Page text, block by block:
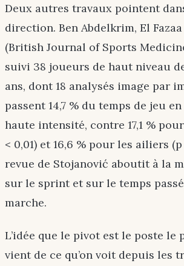
Deux autres travaux pointent
direction. Ben Abdelkrim, El
(British Journal of Sports
suivi 38 joueurs de haut niveau
ans, dont 18 analysés image par
passent 14,7 % du temps de jeu
haute intensité, contre 17,1 %
< 0,01) et 16,6 % pour les ailiers (p
revue de Stojanović aboutit à la
sur le sprint et sur le temps
marche.
L’idée que le pivot est le poste
vient de ce qu’on voit depuis les